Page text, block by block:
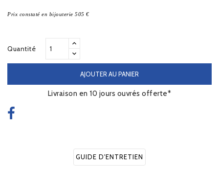
Prix constaté en bijouterie 505 €
Quantité
AJOUTER AU PANIER
Livraison en 10 jours ouvrés offerte*
GUIDE D'ENTRETIEN